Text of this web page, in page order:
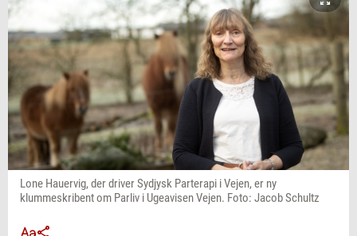
Lone Hauervig, der driver Sydjysk Parterapi i Vejen, er ny
klummeskribent om Parliv i Ugeavisen Vejen. Foto: Jacob Schultz